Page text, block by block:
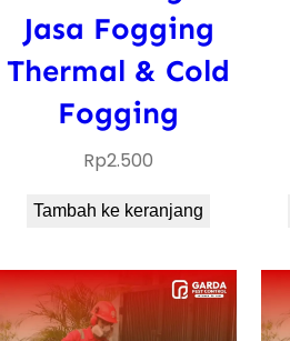
Jasa Fogging
Thermal & Cold
Fogging
Rp2.500
Tambah ke keranjang